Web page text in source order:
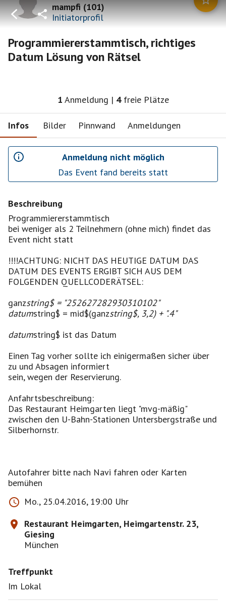
mampfi(101)
Initiatorprofil
Programmiererstammtisch, richtiges
Datum Lösung von Rätsel
1 Anmeldung | 4 freie Plätze
Infos Bilder Pinnwand Anmeldungen
Anmeldung nicht möglich
Das Event fand bereits statt
Beschreibung
Programmiererstammtisch
bei weniger als 2 Teilnehmern (ohne mich) findet das
Event nicht statt
!!!!ACHTUNG: NICHT DAS HEUTIGE DATUM DAS
DATUM DES EVENTS ERGIBT SICH AUS DEM
FOLGENDEN QUELLCODERÄTSEL:
ganzstring$ = "252627282930310102"
datumstring$ = mid$(ganzstring$, 3,2) + ".4"
datumstring$ ist das Datum
Einen Tag vorher sollte ich einigermaßen sicher über
zu und Absagen informiert
sein, wegen der Reservierung.
Anfahrtsbeschreibung:
Das Restaurant Heimgarten liegt "mvg-mäßig"
zwischen den U-Bahn-Stationen Untersbergstraße und
Silberhornstr.
Autofahrer bitte nach Navi fahren oder Karten
bemühen
Mo., 25.04.2016, 19:00 Uhr
Restaurant Heimgarten, Heimgartenstr. 23,
Giesing
München
Treffpunkt
Im Lokal